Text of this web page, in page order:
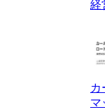
経
カ
マ